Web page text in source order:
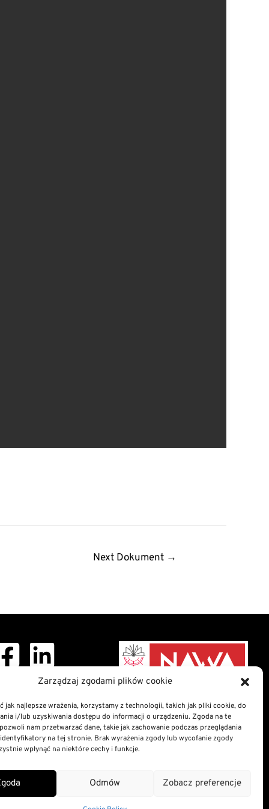
Zarządzaj zgodami plików cookie
jak najlepsze wrażenia, korzystamy z technologii, takich jak pliki cookie, do
i/lub uzyskiwania dostępu do informacji o urządzeniu. Zgoda na te
nam przetwarzać dane, takie jak zachowanie podczas przeglądania
na tej stronie. Brak wyrażenia zgody lub wycofanie zgody
wpłynąć na niektóre cechy i funkcje.
Odmów Zobacz preferencje
Next Dokument →
© 2026 Doctoral
Bulletin
of digital accessibility